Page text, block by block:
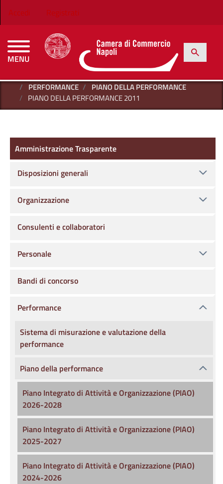
Menu profilo utente
Accedi Registrati
MENU
CAMERE DI COMMERCIO D'ITALIA
Cerca
h
PERFORMANCE
PIANO DELLA PERFORMANCE
PIANO DELLA PERFORMANCE 2011
Amministrazione Trasparente
Amministrazione Trasparente
Disposizioni generali
Organizzazione
Consulenti e collaboratori
Personale
Bandi di concorso
Performance
Sistema di misurazione e valutazione della
performance
Piano della performance
Piano Integrato di Attività e Organizzazione (PIAO)
2026-2028
Piano Integrato di Attività e Organizzazione (PIAO)
2025-2027
Piano Integrato di Attività e Organizzazione (PIAO)
2024-2026